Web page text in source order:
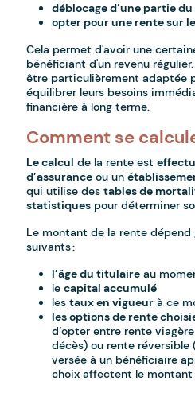
déblocage d’une partie
opter pour une rente sur
Cela permet d'avoir une
bénéficiant d'un revenu
être particulièrement adaptée
équilibrer leurs besoins
financière à long terme.
Comment se
Le calcul de la rente est
d’assurance ou un
qui utilise destables de
statistiques pour déterminer
Le montant de la rente
suivants :
l’âge du titulaire au
lecapital accumulé
lestaux en vigueur à ce
les options de rente
d’opter entre rente
décès) ou rente réversible
versée à un bénéficiaire
choix affectent le montant